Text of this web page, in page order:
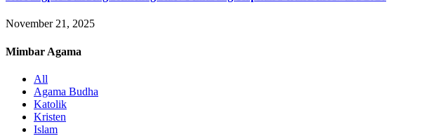
November 21, 2025
Mimbar Agama
All
Agama Budha
Katolik
Kristen
Islam